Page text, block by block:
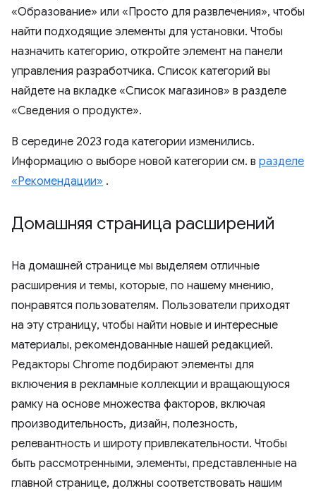
«Образование» или «Просто для развлечения», чтобы
найти подходящие элементы для установки. Чтобы
назначить категорию, откройте элемент на панели
управления разработчика. Список категорий вы
найдете на вкладке «Список магазинов» в разделе
«Сведения о продукте».
В середине 2023 года категории изменились.
Информацию о выборе новой категории см. в разделе
«Рекомендации» .
Домашняя страница расширений
На домашней странице мы выделяем отличные
расширения и темы, которые, по нашему мнению,
понравятся пользователям. Пользователи приходят
на эту страницу, чтобы найти новые и интересные
материалы, рекомендованные нашей редакцией.
Редакторы Chrome подбирают элементы для
включения в рекламные коллекции и вращающуюся
рамку на основе множества факторов, включая
производительность, дизайн, полезность,
релевантность и широту привлекательности. Чтобы
быть рассмотренными, элементы, представленные на
главной странице, должны соответствовать нашим